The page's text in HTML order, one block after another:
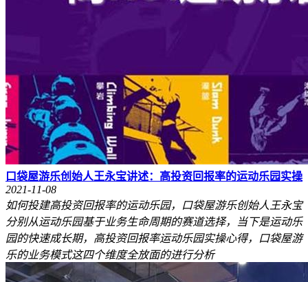
口袋屋游乐创始人王永宝讲述：高投资回报率的运动乐园实操
2021-11-08
如何投建高投资回报率的运动乐园，口袋屋游乐创始人王永宝
分别从运动乐园基于业务生命周期的赛道选择，当下是运动乐
园的快速成长期，高投资回报率运动乐园实操心得，口袋屋游
乐的业务模式这四个维度全放面的进行分析